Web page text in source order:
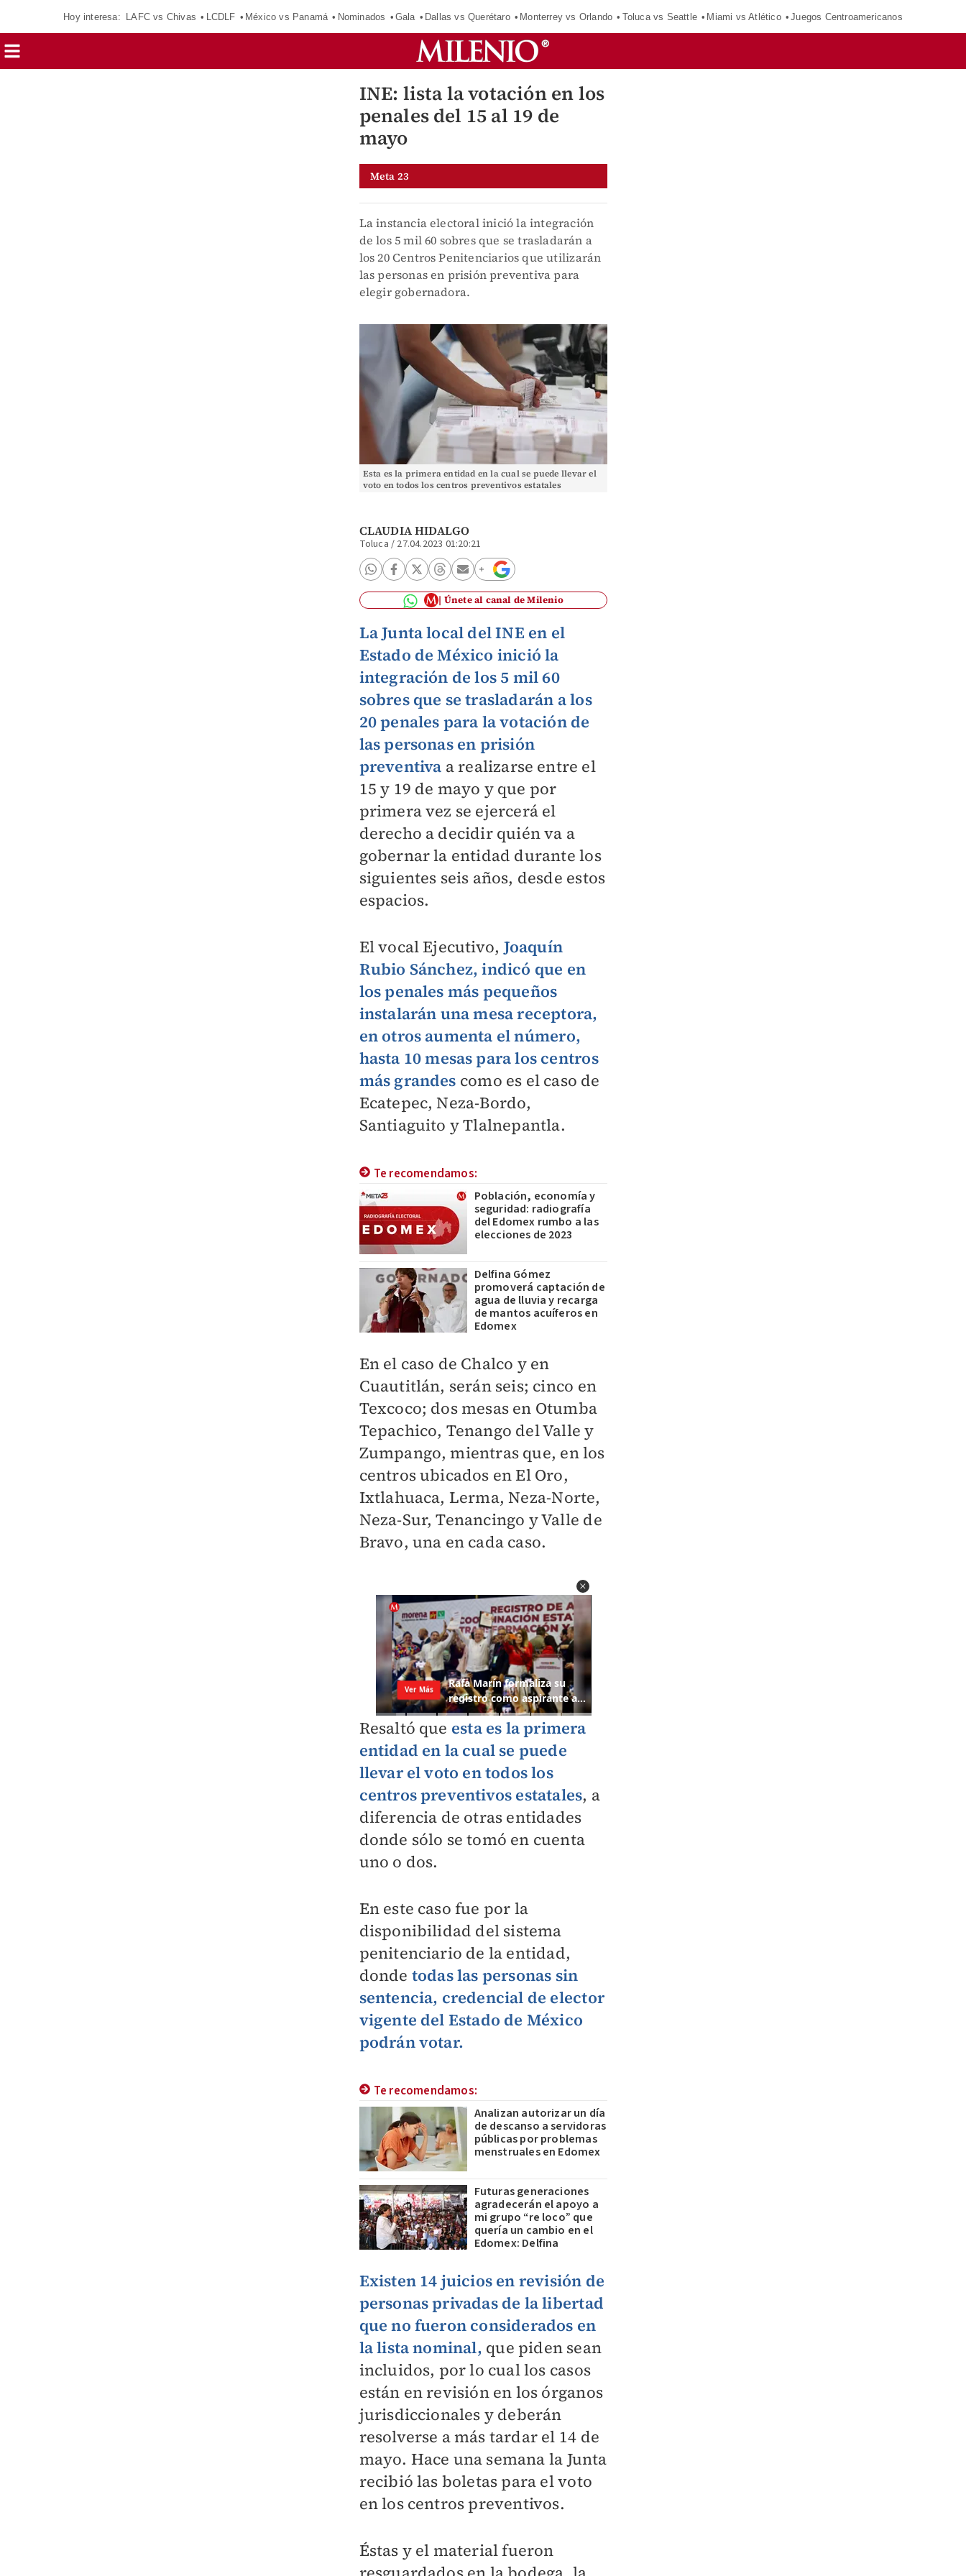
Hoy interesa: LAFC vs Chivas LCDLF México vs Panamá Nominados Gala Dallas vs Querétaro Monterrey vs Orlando Toluca vs Seattle Miami vs Atlético Juegos Centroamericanos
INE: lista la votación en los
penales del 15 al 19 de
mayo
Meta 23
La instancia electoral inició la integración
de los 5 mil 60 sobres que se trasladarán a
los 20 Centros Penitenciarios que utilizarán
las personas en prisión preventiva para
elegir gobernadora.
Esta es la primera entidad en la cual se puede llevar el
voto en todos los centros preventivos estatales
CLAUDIA HIDALGO
Toluca / 27.04.2023 01:20:21
Únete al canal de Milenio
La Junta local del INE en el
Estado de México inició la
integración de los 5 mil 60
sobres que se trasladarán a los
20 penales para la votación de
las personas en prisión
preventiva a realizarse entre el
15 y 19 de mayo y que por
primera vez se ejercerá el
derecho a decidir quién va a
gobernar la entidad durante los
siguientes seis años, desde estos
espacios.
El vocal Ejecutivo, Joaquín
Rubio Sánchez, indicó que en
los penales más pequeños
instalarán una mesa receptora,
en otros aumenta el número,
hasta 10 mesas para los centros
más grandes como es el caso de
Ecatepec, Neza-Bordo,
Santiaguito y Tlalnepantla.
Te recomendamos:
Población, economía y
seguridad: radiografía
del Edomex rumbo a las
elecciones de 2023
Delfina Gómez
promoverá captación de
agua de lluvia y recarga
de mantos acuíferos en
Edomex
En el caso de Chalco y en
Cuautitlán, serán seis; cinco en
Texcoco; dos mesas en Otumba
Tepachico, Tenango del Valle y
Zumpango, mientras que, en los
centros ubicados en El Oro,
Ixtlahuaca, Lerma, Neza-Norte,
Neza-Sur, Tenancingo y Valle de
Bravo, una en cada caso.
Resaltó que esta es la primera
entidad en la cual se puede
llevar el voto en todos los
centros preventivos estatales, a
diferencia de otras entidades
donde sólo se tomó en cuenta
uno o dos.
En este caso fue por la
disponibilidad del sistema
penitenciario de la entidad,
donde todas las personas sin
sentencia, credencial de elector
vigente del Estado de México
podrán votar.
Te recomendamos:
Analizan autorizar un día
de descanso a servidoras
públicas por problemas
menstruales en Edomex
Futuras generaciones
agradecerán el apoyo a
mi grupo “re loco” que
quería un cambio en el
Edomex: Delfina
Existen 14 juicios en revisión de
personas privadas de la libertad
que no fueron considerados en
la lista nominal, que piden sean
incluidos, por lo cual los casos
están en revisión en los órganos
jurisdiccionales y deberán
resolverse a más tardar el 14 de
mayo. Hace una semana la Junta
recibió las boletas para el voto
en los centros preventivos.
Éstas y el material fueron